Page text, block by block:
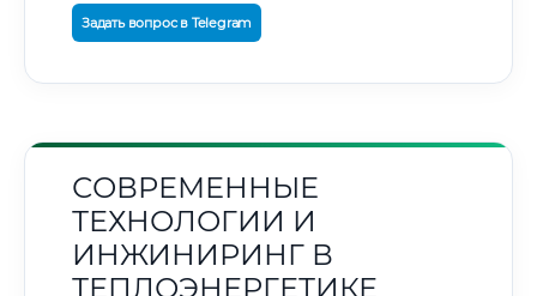
Задать вопрос в Telegram
СОВРЕМЕННЫЕ
ТЕХНОЛОГИИ И
ИНЖИНИРИНГ В
ТЕПЛОЭНЕРГЕТИКЕ